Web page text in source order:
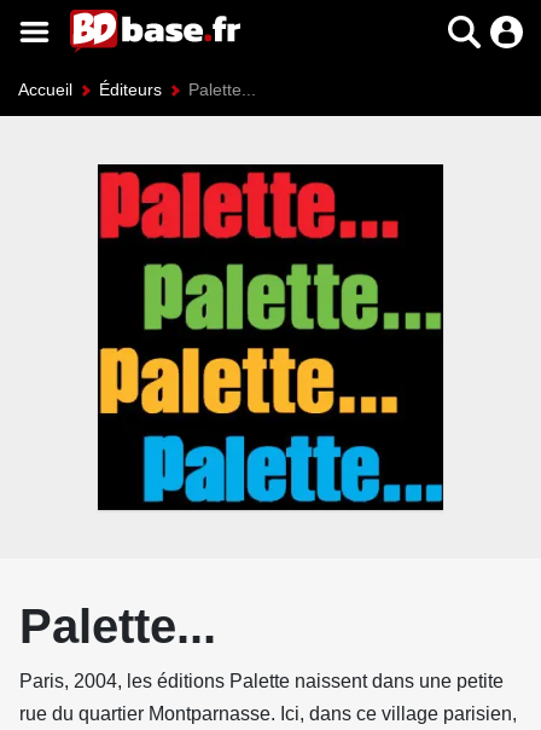
Accueil Éditeurs Palette...
Palette...
Paris, 2004, les éditions Palette naissent dans une petite
rue du quartier Montparnasse. Ici, dans ce village parisien,